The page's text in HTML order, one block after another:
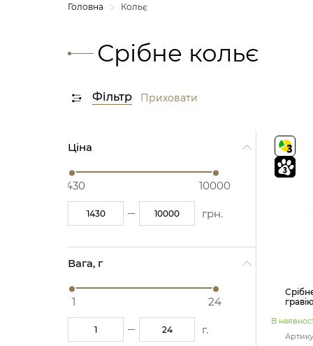
Головна Кольє
Срібне кольє
Фільтр Приховати
Ціна
1430 10000
грн.
Вага, г
1 24
г.
В